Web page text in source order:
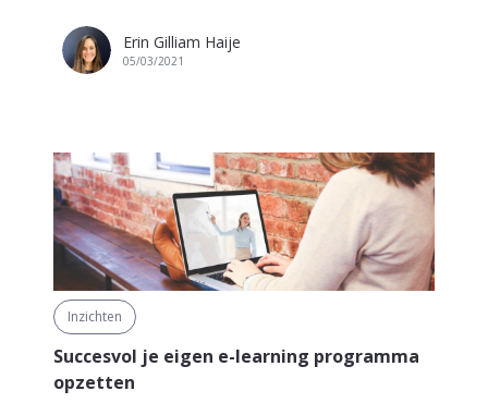
Erin Gilliam Haije
05/03/2021
Inzichten
Succesvol je eigen e-learning programma
opzetten